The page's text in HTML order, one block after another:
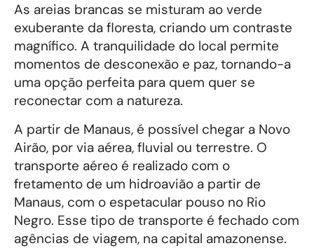
As areias brancas se misturam ao verde
exuberante da floresta, criando um contraste
magnífico. A tranquilidade do local permite
momentos de desconexão e paz, tornando-a
uma opção perfeita para quem quer se
reconectar com a natureza.
A partir de Manaus, é possível chegar a Novo
Airão, por via aérea, fluvial ou terrestre. O
transporte aéreo é realizado com o
fretamento de um hidroavião a partir de
Manaus, com o espetacular pouso no Rio
Negro. Esse tipo de transporte é fechado com
agências de viagem, na capital amazonense.